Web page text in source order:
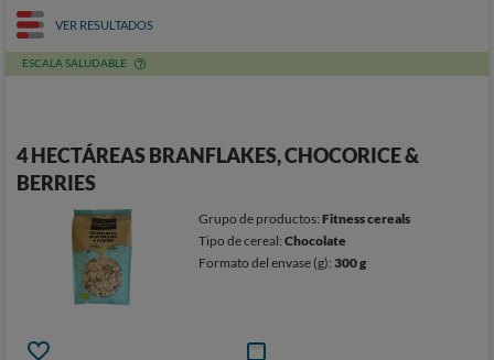
VER RESULTADOS
ESCALA SALUDABLE
4 HECTÁREAS BRANFLAKES, CHOCORICE &
BERRIES
Grupo de productos:Fitness cereals
Tipo de cereal:Chocolate
Formato del envase (g):300 g